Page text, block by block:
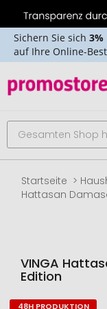
Sichern Sie sich 3%
auf Ihre Online-
Startseite
Hattasan
VINGA
Edition
48H PRODUKTION